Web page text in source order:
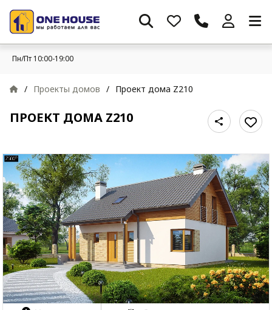
Пн/Пт 10:00-19:00
/ Проекты домов / Проект дома Z210
ПРОЕКТ ДОМА Z210